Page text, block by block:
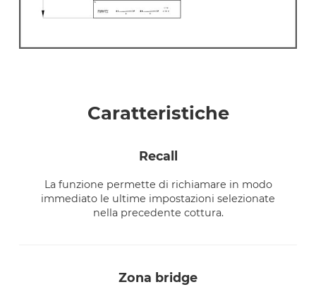
Caratteristiche
recall
La funzione permette di richiamare in modo
immediato le ultime impostazioni selezionate
nella precedente cottura.
zona bridge